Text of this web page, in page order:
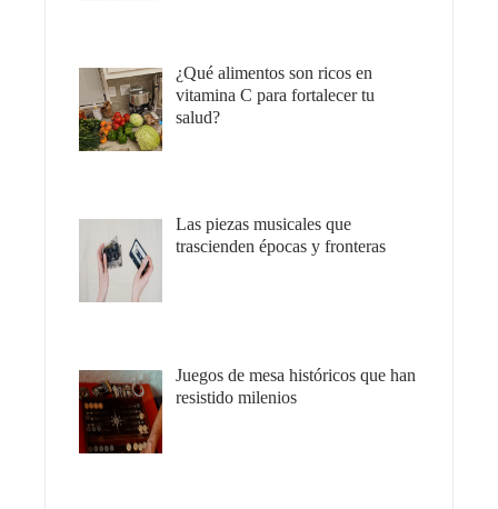
¿Qué alimentos son ricos en
vitamina C para fortalecer tu
salud?
Las piezas musicales que
trascienden épocas y fronteras
Juegos de mesa históricos que han
resistido milenios